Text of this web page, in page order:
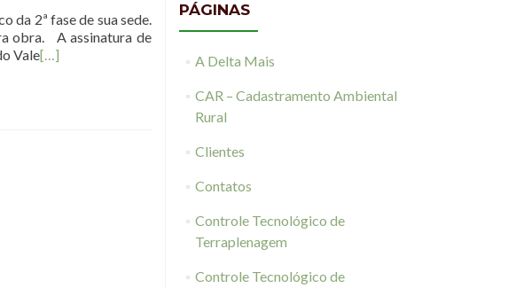
da 2ª fase de sua sede.
obra. A assinatura de
Vale[…]
PÁGINAS
A Delta Mais
CAR – Cadastramento Ambiental
Rural
Clientes
Contatos
Controle Tecnológico de
Terraplenagem
Controle Tecnológico de